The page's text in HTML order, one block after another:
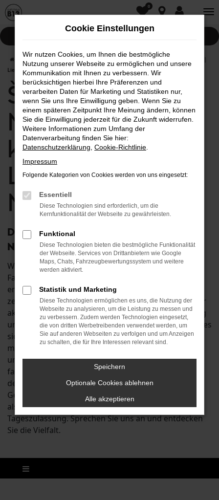
Zum
0
Škoda
Škoda Yeti in Neuburg günstig kaufen |
Lieferservice nach Neuburg
Škoda Yeti in
Neuburg günstig
kaufen |
Lieferservice nach
Neuburg
Der Škoda Yeti: wie geschaffen für
Neuburg
Wenn Sie auf der Suche nach einem passenden
Fahrzeug für Fahrten in und um Neuburg sind,
empfehlen wir Ihnen den Škoda Yeti. Das Modell
zeichnet sich sowohl in der vorherigen als auch in der
aktuellen Generation durch seine solide Verarbeitung
und die herausragende Qualität aus. Zudem handelt es
sich um ein Fahrzeug für echte Individualisten, denn
mit kaum einem anderen Auto lässt sich in so vielen
unterschiedlichen Ausstattungen durch Neuburg
fahren wie mit dem Škoda Yeti. In Ihrem Autohaus an
der B13 erhalten Sie diesen Traumwagen sowohl als
Gebraucht- und Jahreswagen zu Top-Preisen als auch
als günstigen Neuwagen oder als clevere
Tageszulassung. Sprechen Sie uns an und entdecken
Sie die Vielfalt.
Cookie Einstellungen
Wir nutzen Cookies, um Ihnen die bestmögliche
Nutzung unserer Webseite zu ermöglichen und unsere
Kommunikation mit Ihnen zu verbessern. Wir
berücksichtigen hierbei Ihre Präferenzen und
verarbeiten Daten für Marketing und Statistiken nur,
wenn Sie uns Ihre Einwilligung geben. Wenn Sie zu
einem späteren Zeitpunkt Ihre Meinung ändern, können
Sie die Einwilligung jederzeit für die Zukunft widerrufen.
Weitere Informationen zum Umfang der
Datenverarbeitung finden Sie hier:
Datenschutzerklärung Cookie-Richtlinie
Impressum
Folgende Kategorien von Cookies werden von uns eingesetzt:
Essentiell
Diese Technologien sind erforderlich, um die
Kernfunktionalität der Webseite zu gewährleisten.
Funktional
Diese Technologien bieten die bestmögliche Funktionalität
der Webseite. Services von Drittanbietern wie Google
Maps, Chats, Fahrzeugbewertungssystem und weitere
werden aktiviert.
Statistik und Marketing
Diese Technologien ermöglichen es uns, die Nutzung der
Webseite zu analysieren, um die Leistung zu messen und
zu verbessern. Zudem werden Technologien eingesetzt,
die von dritten Werbetreibenden verwendet werden, um
Sie auf anderen Webseiten zu verfolgen und um Anzeigen
zu schalten, die für Ihre Interessen relevant sind.
Speichern
Optionale Cookies ablehnen
Alle akzeptieren